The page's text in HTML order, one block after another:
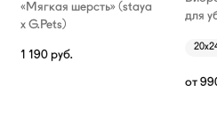
«Мягкая шерсть» (staya
х G.Pets)
1 190 руб.
для
от